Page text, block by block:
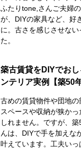
ふたりtone,さんご夫婦
が、DIYの家具など、好
に。古さを感じさせな
た。
築古賃貸をDIYでお
ンテリア実例【築50
古めの賃貸物件や団地の
スペースや収納が狭か
しれません。ですが、
んは、DIYで手を加えな
叶えています。工夫い